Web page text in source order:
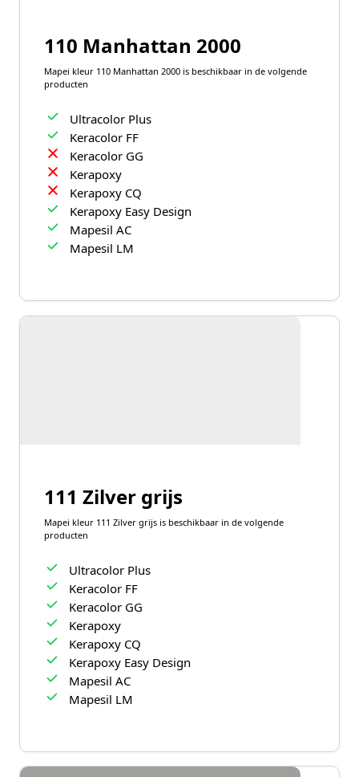
110 Manhattan 2000
Mapei kleur 110 Manhattan 2000 is beschikbaar in de volgende
producten
Ultracolor Plus
Keracolor FF
Keracolor GG
Kerapoxy
Kerapoxy CQ
Kerapoxy Easy Design
Mapesil AC
Mapesil LM
111 Zilver grijs
Mapei kleur 111 Zilver grijs is beschikbaar in de volgende
producten
Ultracolor Plus
Keracolor FF
Keracolor GG
Kerapoxy
Kerapoxy CQ
Kerapoxy Easy Design
Mapesil AC
Mapesil LM